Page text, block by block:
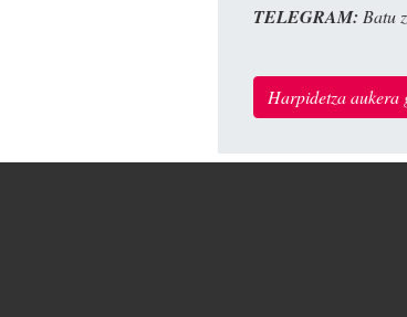
TELEGRAM: Batu
Harpidetza aukera